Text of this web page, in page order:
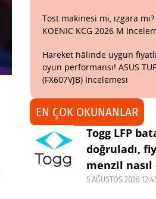
Tost makinesi mi, ızgara
KOENIC KCG 2026 M
Hareket hâlinde uygun
oyun performansı! ASUS
(FX607VJB) İncelemesi
EN ÇOK OKUNANLAR
Togg LFP
doğruladı,
menzil nasıl
5 AĞUSTOS 2026